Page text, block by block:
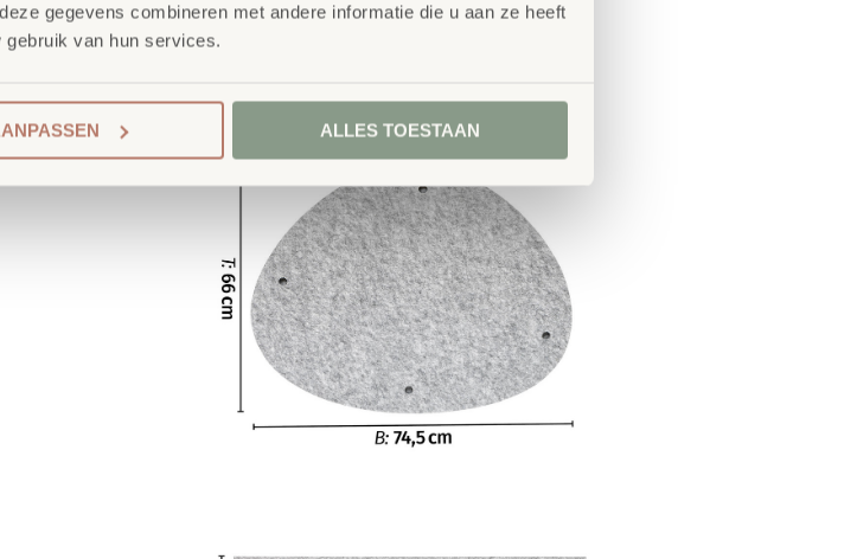
gegevens combineren met andere informatie die u aan ze heeft
van hun services.
ALLES TOESTAAN